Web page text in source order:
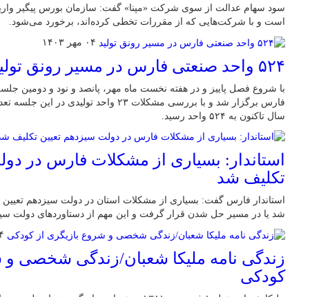
سود سهام عدالت از سوی شرکت «مپنا» گفت: سازمان بورس پیگیر
است و با شرکت‌هایی که از مقررات تخطی کرده‌اند، برخورد می‌شود.
۰۴ مهر ۱۴۰۳
۵۲۴ واحد صنعتی فارس در مسیر رونق تولید
با شروع فصل پاییز و در هفته نخست ماه مهر، پانصد و نود و دومین
فارس برگزار شد و با بررسی مشکلات ۲۳ واحد
سال تاکنون به ۵۲۴ واحد رسید.
استاندار: بسیاری از مشکلات فارس در
تکلیف شد
استاندار فارس گفت: بسیاری از مشکلات استان در دولت سیزدهم
شد یا در مسیر حل شدن قرار گرفت و این مهم از دستاوردهای دولت
۰۴
زندگی نامه ملیکا شعبان/زندگی شخصی و
کودکی